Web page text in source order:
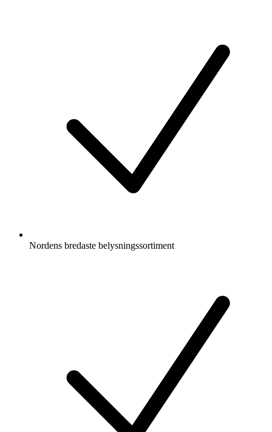
Nordens bredaste belysningssortiment